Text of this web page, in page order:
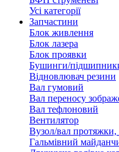
Усі категорії
Запчастини
Блок живлення
Блок лазера
Блок проявки
Бушинги/
Відновлювач резини
Вал гумовий
Вал переносу
Вал тефлоновий
Вентилятор
Вузол/вал протяжки,
Гальмівний